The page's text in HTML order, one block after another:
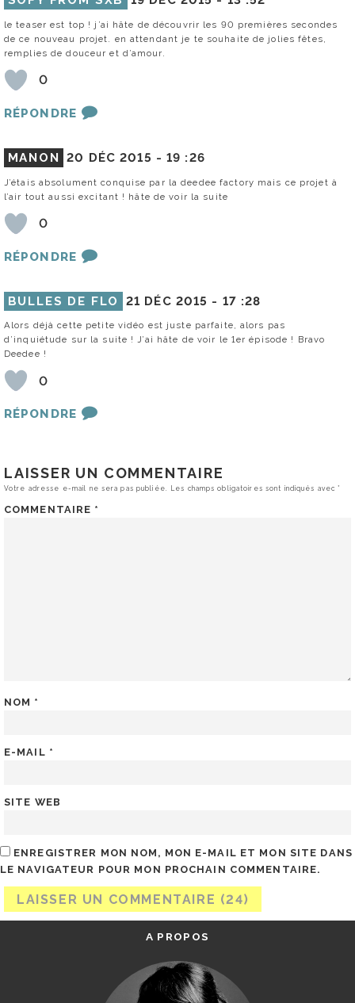
le teaser est top ! j’ai hâte de découvrir les 90 premières secondes
de ce nouveau projet. en attendant je te souhaite de jolies fêtes,
remplies de douceur et d’amour.
0
RÉPONDRE
MANON 20 DÉC 2015 -19 :26
J’étais absolument conquise par la deedee factory mais ce projet à
l’air tout aussi excitant ! hâte de voir la suite
0
RÉPONDRE
BULLES DE FLO 21 DÉC 2015 - 17 :28
Alors déjà cette petite vidéo est juste parfaite, alors pas
d’inquiétude sur la suite ! J’ai hâte de voir le 1er épisode ! Bravo
Deedee !
0
RÉPONDRE
LAISSER UN COMMENTAIRE
Votre adresse e-mail ne sera pas publiée. Les champs obligatoires sont indiqués avec*
COMMENTAIRE *
NOM *
E-MAIL *
SITE WEB
ENREGISTRER MON NOM, MON E-MAIL ET MON SITE DANS
LE NAVIGATEUR POUR MON PROCHAIN COMMENTAIRE.
A PROPOS